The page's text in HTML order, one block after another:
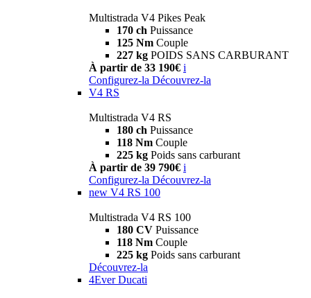
Multistrada V4 Pikes Peak
170 ch Puissance
125 Nm Couple
227 kg POIDS SANS CARBURANT
À partir de 33 190€ i
Configurez-la Découvrez-la
V4 RS
Multistrada V4 RS
180 ch Puissance
118 Nm Couple
225 kg Poids sans carburant
À partir de 39 790€ i
Configurez-la Découvrez-la
new V4 RS 100
Multistrada V4 RS 100
180 CV Puissance
118 Nm Couple
225 kg Poids sans carburant
Découvrez-la
4Ever Ducati